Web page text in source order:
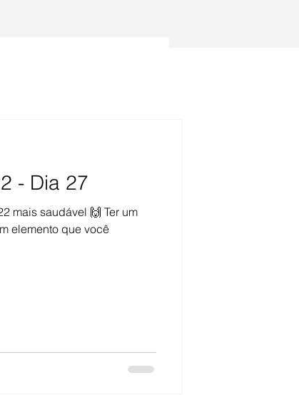
- Dia 27
mais saudável 🙌 Ter um
elemento que você